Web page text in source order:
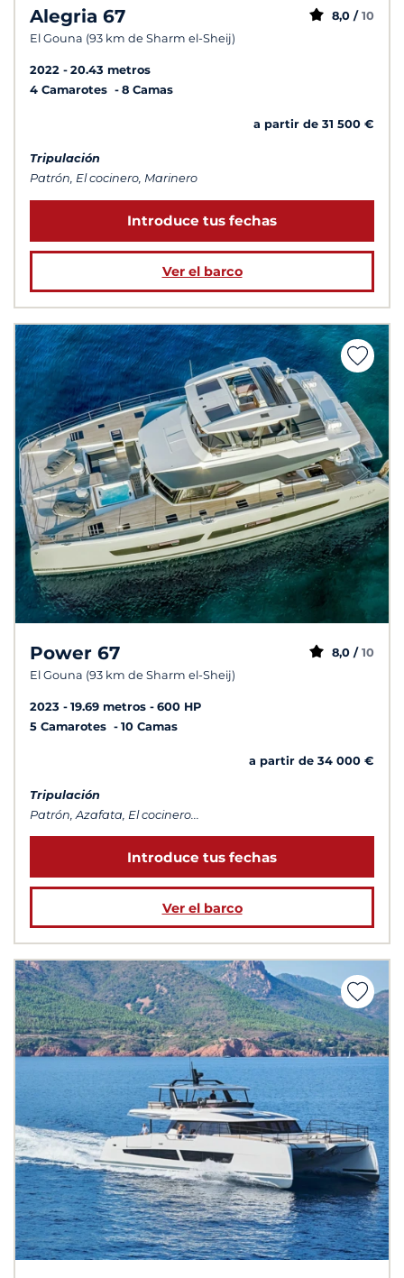
Alegria 67
El Gouna (93 km de Sharm el-Sheij)
8,0 / 10
2022
20.43 metros
4 Camarotes
8 Camas
a partir de 31 500 €
Tripulación
Patrón, El cocinero, Marinero
Introduce tus fechas
Ver el barco
Power 67
El Gouna (93 km de Sharm el-Sheij)
8,0 / 10
2023 19.69 metros
600 HP
5 Camarotes
10 Camas
a partir de 34 000 €
Tripulación
Patrón, Azafata, El cocinero...
Introduce tus fechas
Ver el barco